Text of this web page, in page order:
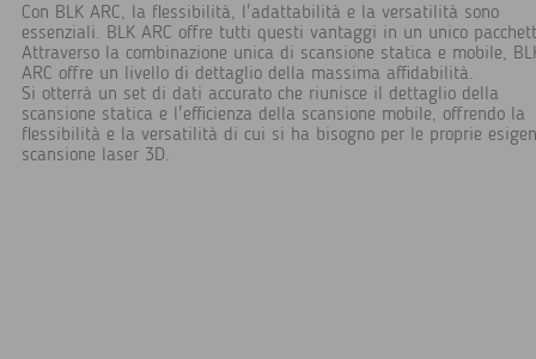
Con BLK ARC, la flessibilità, l'adattabilità e la versatilità sono
essenziali. BLK ARC offre tutti questi vantaggi in un unico
Attraverso la combinazione unica di scansione statica e mobile,
ARC offre un livello di dettaglio della massima affidabilità.
Si otterrà un set di dati accurato che riunisce il dettaglio della
scansione statica e l'efficienza della scansione mobile, offrendo la
flessibilità e la versatilità di cui si ha bisogno per le proprie
scansione laser 3D.